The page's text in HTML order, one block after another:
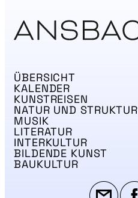
ÜBERSICHT
KALENDER
KUNSTREISEN
NATUR UND STRUKTUR
MUSIK
LITERATUR
INTERKULTUR
BILDENDE KUNST
BAUKULTUR